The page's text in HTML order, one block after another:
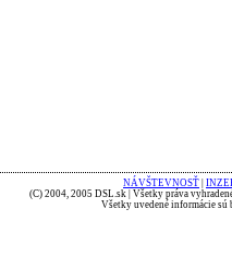
NÁVŠTEVNOSŤ
(C) 2004, 2005 DSL.sk | Všetky práva
Všetky uvedené informácie sú